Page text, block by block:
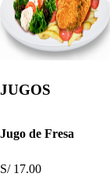
JUGOS
Jugo de Fresa
S/ 17.00